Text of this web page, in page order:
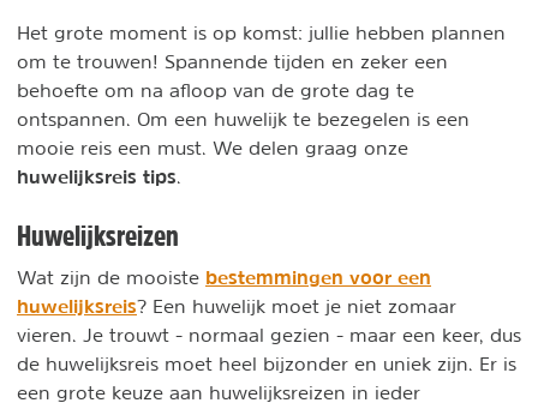
Het grote moment is op komst: jullie hebben plannen
om te trouwen! Spannende tijden en zeker een
behoefte om na afloop van de grote dag te
ontspannen. Om een huwelijk te bezegelen is een
mooie reis een must. We delen graag onze
huwelijksreis tips
Huwelijksreizen
Wat zijn de mooiste bestemmingen voor een
huwelijksreis? Een huwelijk moet je niet zomaar
vieren. Je trouwt - normaal gezien - maar een keer, dus
de huwelijksreis moet heel bijzonder en uniek zijn. Er is
een grote keuze aan huwelijksreizen in ieder